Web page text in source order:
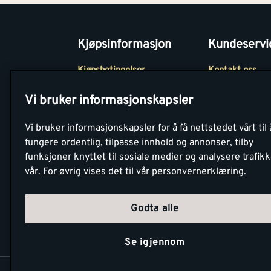
Kjøpsinformasjon
Kjøpsbetingelser
Betaling
Retur- og
angrerettsskjema
Kontakt oss
Montér Bedrift
Vi bruker informasjonskapsler
Vi bruker informasjonskapsler for å få nettstedet vårt til
fungere ordentlig, tilpasse innhold og annonser, tilby
funksjoner knyttet til sosiale medier og analysere
vår. For øvrig vises det til vår personvernerklæring.
Godta alle
Se igjennom